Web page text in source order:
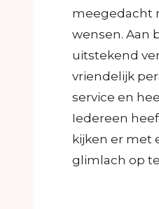
meegedacht
wensen. Aan
uitstekend
vriendelijk
service en
Iedereen
kijken er met
glimlach op